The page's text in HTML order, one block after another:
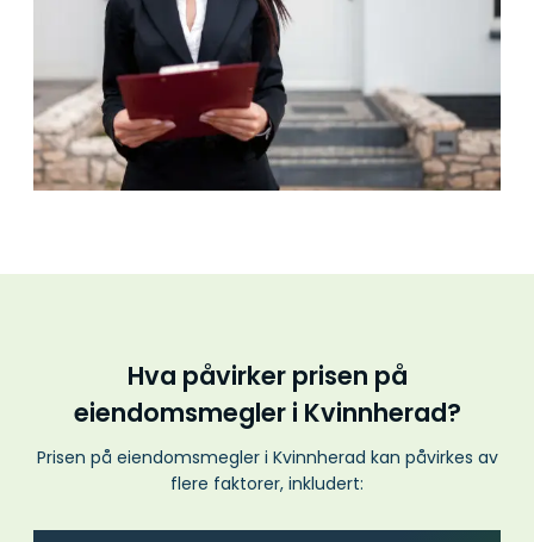
Hva påvirker prisen på
eiendomsmegler i Kvinnherad?
Prisen på eiendomsmegler i Kvinnherad kan påvirkes av
flere faktorer, inkludert: